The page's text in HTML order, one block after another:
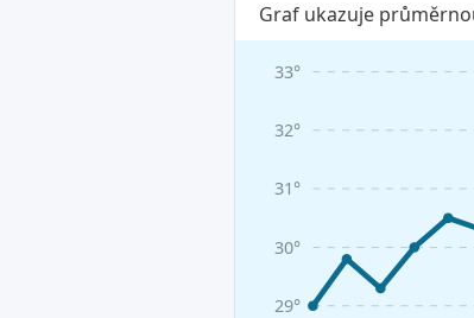
Graf ukazuje
29°
30°
31°
32°
33°